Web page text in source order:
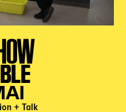
+ Talk